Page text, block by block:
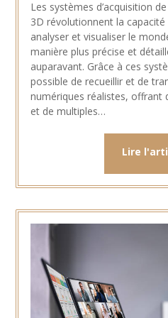
Les systèmes d’acquisition
3D révolutionnent la
analyser et visualiser le
manière plus précise et
auparavant. Grâce à ces
possible de recueillir et de
numériques réalistes, offrant
et de multiples…